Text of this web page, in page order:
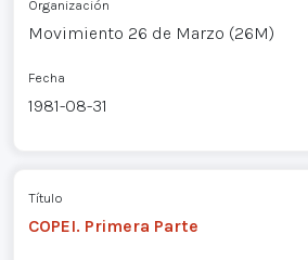
Organización
Movimiento 26 de Marzo (26M)
Fecha
1981-08-31
Título
COPEI. Primera Parte